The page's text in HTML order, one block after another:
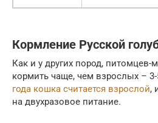
Кормление Русской
Как и у других пород,
кормить чаще, чем взрослых –
года кошка считается взрослой,
на двухразовое питание.